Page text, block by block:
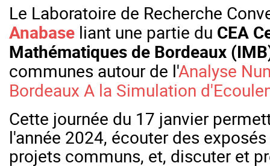
Le Laboratoire de Recherche
Anabase liant une partie du CEA
Mathématiques de Bordeaux
communes autour de l'Analyse
Bordeaux A la Simulation
Cette journée du 17 janvier
l'année 2024, écouter des
projets communs, et, discuter et